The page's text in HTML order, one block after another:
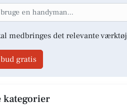
medbringes det relevante værktøj
gratis
kategorier